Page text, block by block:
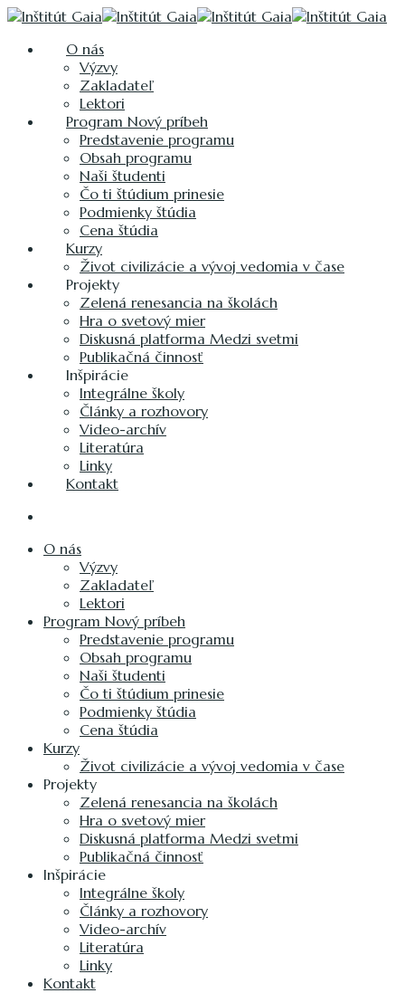
O nás
Výzvy
Zakladateľ
Lektori
Program Nový príbeh
Predstavenie programu
Obsah programu
Naši študenti
Čo ti štúdium prinesie
Podmienky štúdia
Cena štúdia
Kurzy
Život civilizácie a vývoj vedomia v čase
Projekty
Zelená renesancia na školách
Hra o svetový mier
Diskusná platforma Medzi svetmi
Publikačná činnosť
Inšpirácie
Integrálne školy
Články a rozhovory
Video-archív
Literatúra
Linky
Kontakt
O nás
Výzvy
Zakladateľ
Lektori
Program Nový príbeh
Predstavenie programu
Obsah programu
Naši študenti
Čo ti štúdium prinesie
Podmienky štúdia
Cena štúdia
Kurzy
Život civilizácie a vývoj vedomia v čase
Projekty
Zelená renesancia na školách
Hra o svetový mier
Diskusná platforma Medzi svetmi
Publikačná činnosť
Inšpirácie
Integrálne školy
Články a rozhovory
Video-archív
Literatúra
Linky
Kontakt